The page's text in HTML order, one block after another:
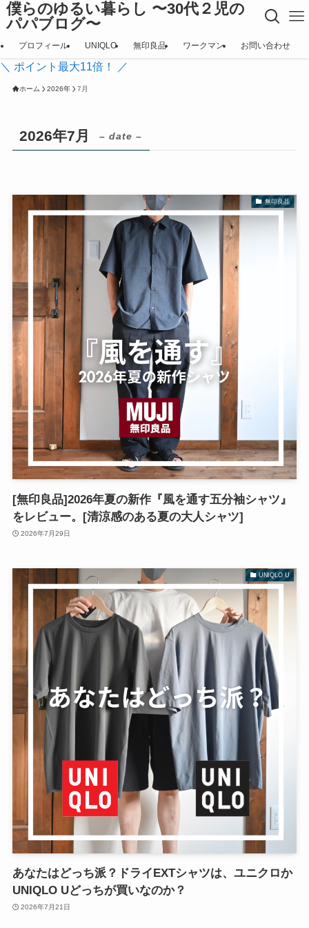
僕らのゆるい暮らし 〜30代２児の
パパブログ〜
プロフィール UNIQLO 無印良品 ワークマン お問い合わせ
＼ ポイント最大11倍！ ／
ホーム 2026年 7月
2026年7月 – date –
無印良品
[無印良品]2026年夏の新作『風を通す五分袖シャツ』
をレビュー。[清涼感のある夏の大人シャツ]
2026年7月29日
UNIQLO U
あなたはどっち派？ドライEXTシャツは、ユニクロか
UNIQLO Uどっちが買いなのか？
2026年7月21日